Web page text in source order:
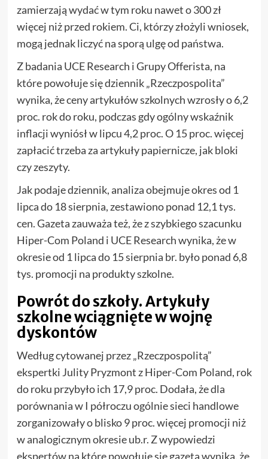
zamierzają wydać w tym roku nawet o 300 zł
więcej niż przed rokiem. Ci, którzy złożyli wniosek,
mogą jednak liczyć na sporą ulgę od państwa.
Z badania UCE Research i Grupy Offerista, na
które powołuje się dziennik „Rzeczpospolita”
wynika, że ceny artykułów szkolnych wzrosły o 6,2
proc. rok do roku, podczas gdy ogólny wskaźnik
inflacji wyniósł w lipcu 4,2 proc. O 15 proc. więcej
zapłacić trzeba za artykuły papiernicze, jak bloki
czy zeszyty.
Jak podaje dziennik, analiza obejmuje okres od 1
lipca do 18 sierpnia, zestawiono ponad 12,1 tys.
cen. Gazeta zauważa też, że z szybkiego szacunku
Hiper-Com Poland i UCE Research wynika, że w
okresie od 1 lipca do 15 sierpnia br. było ponad 6,8
tys. promocji na produkty szkolne.
Powrót do szkoły. Artykuły
szkolne wciągnięte w wojnę
dyskontów
Według cytowanej przez „Rzeczpospolitą”
ekspertki Julity Pryzmont z Hiper-Com Poland, rok
do roku przybyło ich 17,9 proc. Dodała, że dla
porównania w I półroczu ogólnie sieci handlowe
zorganizowały o blisko 9 proc. więcej promocji niż
w analogicznym okresie ub.r. Z wypowiedzi
ekspertów na które powołuje się gazeta wynika, że